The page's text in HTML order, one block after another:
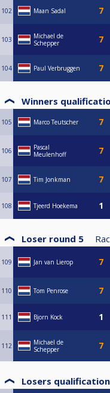
102 Maan Sadal
103
Michael de
Schepper
104 Paul Verbruggen
Winners
105 Marco Teutscher
106
Pascal
Meulenhoff
107 Tim Jonkman
108 Tjeerd Hoekema
Loser round 5
109 Jan van Lierop
110 Tom Penrose
111 Bjorn Kock
112
Michael de
Schepper
Losers qualification